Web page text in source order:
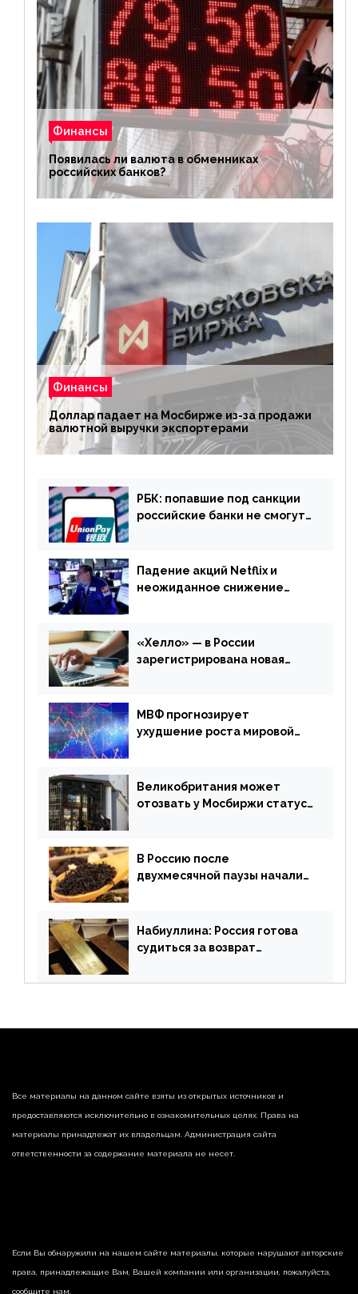
Финансы
Появилась ли валюта в обменниках
российских банков?
Финансы
Доллар падает на Мосбирже из-за продажи
валютной выручки экспортерами
РБК: попавшие под санкции
российские банки не смогут
Падение акций Netflix и
неожиданное снижение
апреля
«Хелло» — в России
зарегистрирована новая
МВФ прогнозирует
ухудшение роста мировой
апреля
Великобритания может
отозвать у Мосбиржи статус
В Россию после
двухмесячной паузы начали
Набиуллина: Россия готова
судиться за возврат
страны
Все материалы на данном сайте взяты из открытых источников и
предоставляются исключительно в ознакомительных целях. Права на
материалы принадлежат их владельцам. Администрация сайта
ответственности за содержание материала не несет.
Если Вы обнаружили на нашем сайте материалы, которые нарушают авторские
права, принадлежащие Вам, Вашей компании или организации, пожалуйста,
сообщите нам.